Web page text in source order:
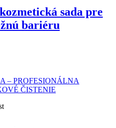
sada pre
bariéru